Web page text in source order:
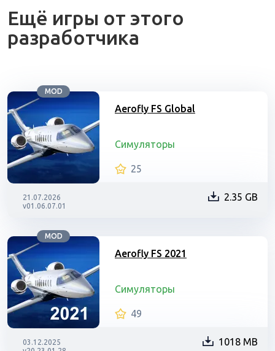
Ещё игры от этого
разработчика
MOD
Aerofly FS Global
Симуляторы
25
21.07.2026
v01.06.07.01
2.35 GB
MOD
Aerofly FS 2021
Симуляторы
49
03.12.2025
1018 MB